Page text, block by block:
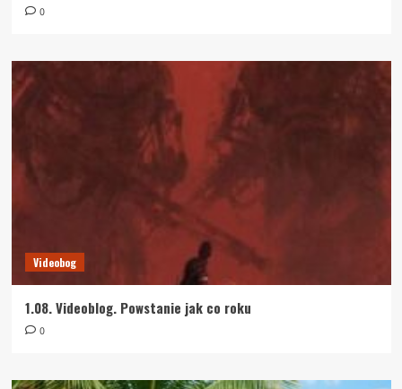
0
Videobog
1.08. Videoblog. Powstanie jak co roku
0